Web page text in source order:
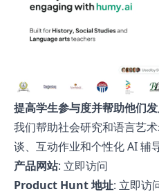
提高学生参与度并帮助他们发
我们帮助社会研究和语言艺
谈、互动作业和个性化 AI 辅
产品网站: 立即访问
Product Hunt 地址: 立即访